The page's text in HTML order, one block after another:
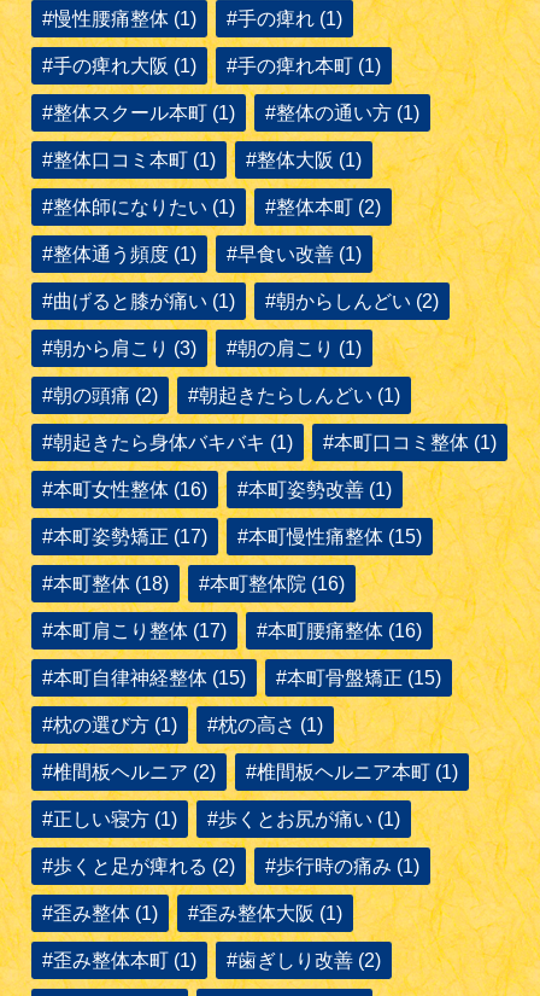
#慢性腰痛整体 (1) #手の痺れ (1)
#手の痺れ大阪 (1) #手の痺れ本町 (1)
#整体スクール本町 (1) #整体の通い方 (1)
#整体口コミ本町 (1) #整体大阪 (1)
#整体師になりたい (1) #整体本町 (2)
#整体通う頻度 (1) #早食い改善 (1)
#曲げると膝が痛い (1) #朝からしんどい (2)
#朝から肩こり (3) #朝の肩こり (1)
#朝の頭痛 (2) #朝起きたらしんどい (1)
#朝起きたら身体バキバキ (1) #本町口コミ整体 (1)
#本町女性整体 (16) #本町姿勢改善 (1)
#本町姿勢矯正 (17) #本町慢性痛整体 (15)
#本町整体 (18) #本町整体院 (16)
#本町肩こり整体 (17) #本町腰痛整体 (16)
#本町自律神経整体 (15) #本町骨盤矯正 (15)
#枕の選び方 (1) #枕の高さ (1)
#椎間板ヘルニア (2) #椎間板ヘルニア本町 (1)
#正しい寝方 (1) #歩くとお尻が痛い (1)
#歩くと足が痺れる (2) #歩行時の痛み (1)
#歪み整体 (1) #歪み整体大阪 (1)
#歪み整体本町 (1) #歯ぎしり改善 (2)